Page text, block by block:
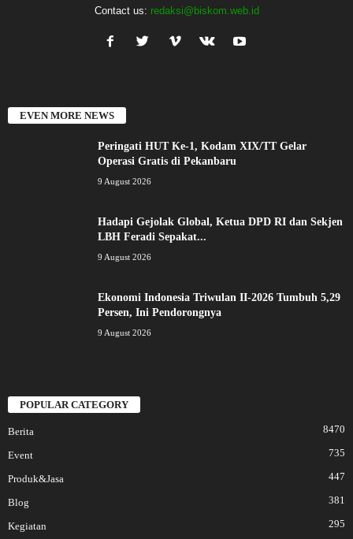
Contact us: redaksi@biskom.web.id
EVEN MORE NEWS
Peringati HUT Ke-1, Kodam XIX/TT Gelar
Operasi Gratis di Pekanbaru
9 August 2026
Hadapi Gejolak Global, Ketua DPD RI dan Sekjen
LBH Feradi Sepakat...
9 August 2026
Ekonomi Indonesia Triwulan II-2026 Tumbuh 5,29
Persen, Ini Pendorongnya
9 August 2026
POPULAR CATEGORY
Berita 8470
Event 735
Produk&Jasa 447
Blog 381
Kegiatan 295